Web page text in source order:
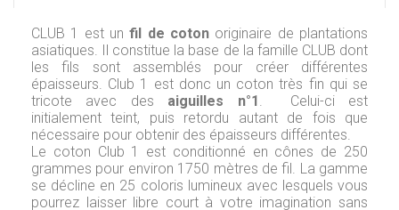
CLUB 1 est unfil de coton originaire de plantations
asiatiques. Il constitue la base de la famille CLUB dont
les fils sont assemblés pour créer différentes
épaisseurs. Club 1 est donc un coton très fin qui se
tricote avec des aiguilles n°1. Celui-ci est
initialement teint, puis retordu autant de fois que
nécessaire pour obtenir des épaisseurs différentes.
Le coton Club 1 est conditionné en cônes de 250
grammes pour environ 1750 mètres de fil. La gamme
se décline en 25 coloris lumineux avec lesquels vous
pourrez laisser libre court à votre imagination sans